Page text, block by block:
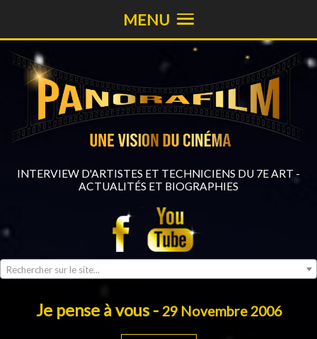
INTERVIEW D'ARTISTES ET TECHNICIENS DU 7E ART -
ACTUALITÉS ET BIOGRAPHIES
Rechercher sur le site...
MENU
Je pense à vous - 29 Novembre 2006